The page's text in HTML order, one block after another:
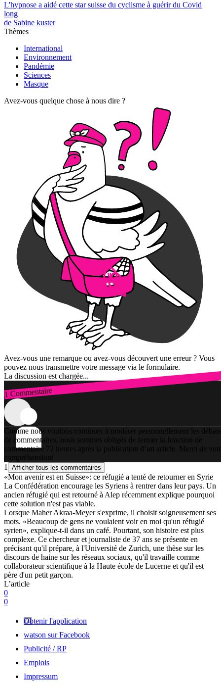
L'hypnose a aidé cette star suisse du cyclisme à guérir du Covid
long
de Sabine kuster
Thèmes
International
Environnement
Pandémie
Sciences
Masque
Avez-vous quelque chose à nous dire ?
Avez-vous une remarque ou avez-vous découvert une erreur ? Vous
pouvez nous transmettre votre message via le formulaire.
La discussion est chargée...
1 Commentaire
Connexion
Comme nous voulons continuer à modérer personnellement les débats
de commentaires, nous sommes obligés de fermer la fonction de
commentaire 72 heures après la publication d’un article. Merci de
compréhension!
1
Afficher tous les commentaires
«Mon avenir est en Suisse»: ce réfugié a tenté de retourner en Syrie
La Confédération encourage les Syriens à rentrer dans leur pays. Un
ancien réfugié qui est retourné à Alep récemment explique pourquoi
cette solution n'est pas viable.
Lorsque Maher Akraa-Meyer s'exprime, il choisit soigneusement ses
mots. «Beaucoup de gens ne voulaient voir en moi qu'un réfugié
syrien», explique-t-il dans un café. Pourtant, son histoire est plus
complexe. Ce chercheur et journaliste de 37 ans se présente en
précisant qu'il prépare, à l'Université de Zurich, une thèse sur les
discours de haine sur les réseaux sociaux, qu'il travaille comme
collaborateur scientifique à la Haute école de Lucerne et qu'il est
père d'un petit garçon.
L’article
0
0
Obtenir l'application
watson sur Facebook
Publicité / RP
Emplois
Impressum